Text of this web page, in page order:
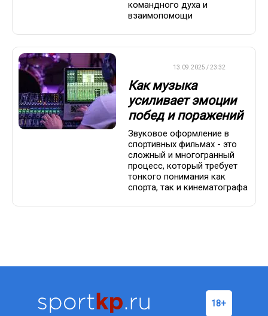
командного духа и
взаимопомощи
13.09.2025 / 23:32
Как музыка
усиливает эмоции
побед и поражений
Звуковое оформление в
спортивных фильмах - это
сложный и многогранный
процесс, который требует
тонкого понимания как
спорта, так и кинематографа